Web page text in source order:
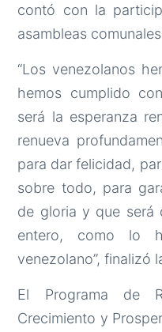
contó con la
asambleas
“Los venezolanos
hemos cumplido
será la esperanza
renueva
para dar felicidad,
sobre todo, para
de gloria y que será
entero, como lo
venezolano”, finalizó
El Programa de
Crecimiento y